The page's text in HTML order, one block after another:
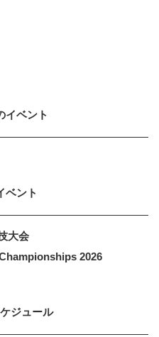
イベント
ベント
大会
2026
ジュール